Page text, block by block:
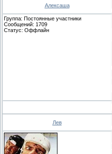
Алексаша
Группа: Постоянные участники
Сообщений: 1709
Статус: Оффлайн
Лев